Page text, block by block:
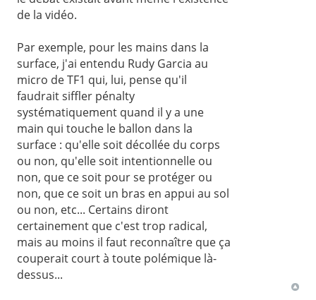
de la vidéo.
Par exemple, pour les mains dans la
surface, j'ai entendu Rudy Garcia au
micro de TF1 qui, lui, pense qu'il
faudrait siffler pénalty
systématiquement quand il y a une
main qui touche le ballon dans la
surface : qu'elle soit décollée du corps
ou non, qu'elle soit intentionnelle ou
non, que ce soit pour se protéger ou
non, que ce soit un bras en appui au sol
ou non, etc... Certains diront
certainement que c'est trop radical,
mais au moins il faut reconnaître que ça
couperait court à toute polémique là-
dessus...